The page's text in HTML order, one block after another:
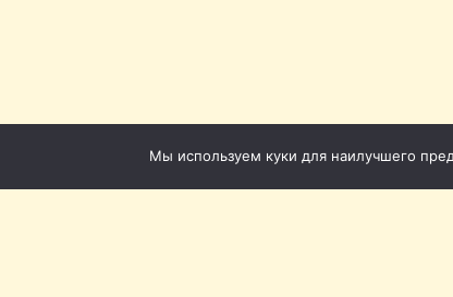
Мы используем куки для наилучшего